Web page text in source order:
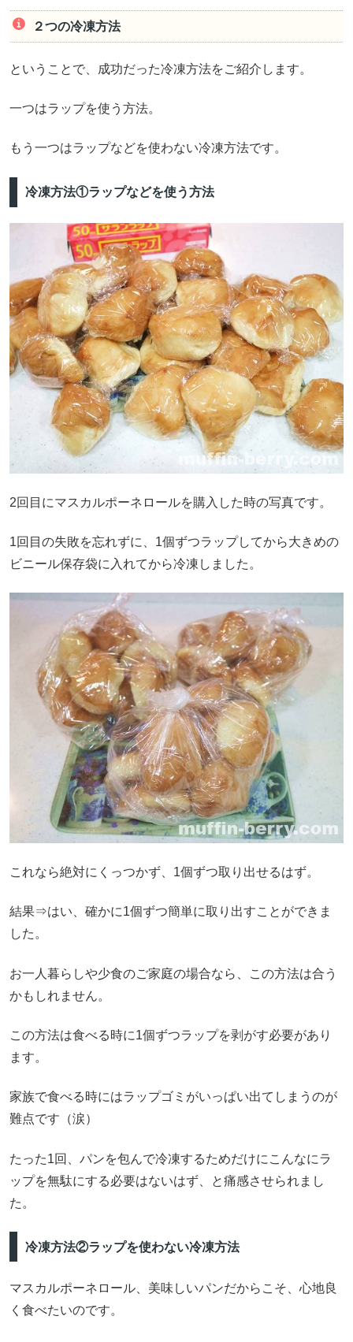
２つの冷凍方法
ということで、成功だった冷凍方法をご紹介します。
一つはラップを使う方法。
もう一つはラップなどを使わない冷凍方法です。
冷凍方法①ラップなどを使う方法
2回目にマスカルポーネロールを購入した時の写真です。
1回目の失敗を忘れずに、1個ずつラップしてから大きめの
ビニール保存袋に入れてから冷凍しました。
これなら絶対にくっつかず、1個ずつ取り出せるはず。
結果⇒はい、確かに1個ずつ簡単に取り出すことができま
した。
お一人暮らしや少食のご家庭の場合なら、この方法は合う
かもしれません。
この方法は食べる時に1個ずつラップを剥がす必要があり
ます。
家族で食べる時にはラップゴミがいっぱい出てしまうのが
難点です（涙）
たった1回、パンを包んで冷凍するためだけにこんなにラ
ップを無駄にする必要はないはず、と痛感させられまし
た。
冷凍方法②ラップを使わない冷凍方法
マスカルポーネロール、美味しいパンだからこそ、心地良
く食べたいのです。